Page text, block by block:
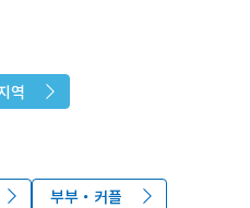
역
부부・커플